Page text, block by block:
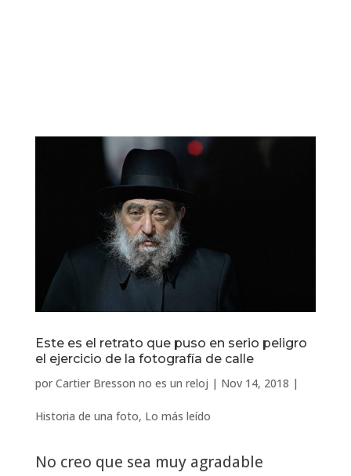
Este es el retrato que puso en serio peligro
el ejercicio de la fotografía de calle
por Cartier Bresson no es un reloj | Nov 14, 2018 |
Historia de una foto, Lo más leído
No creo que sea muy agradable